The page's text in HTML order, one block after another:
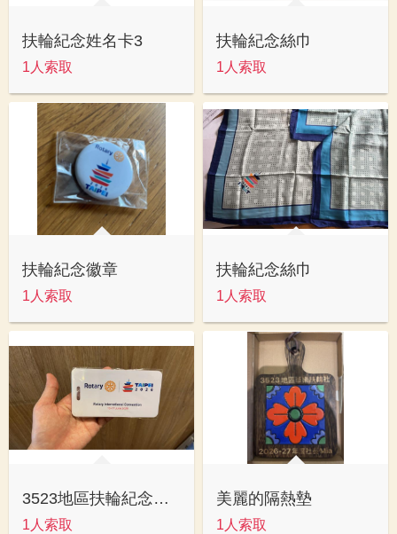
扶輪紀念姓名卡3
1人索取
扶輪紀念絲巾
1人索取
扶輪紀念徽章
1人索取
扶輪紀念絲巾
1人索取
3523地區扶輪紀念姓名吊牌
1人索取
美麗的隔熱墊
1人索取